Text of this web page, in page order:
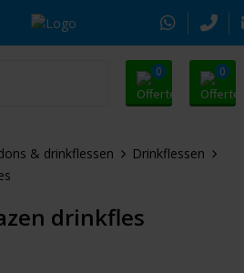
0 0
& drinkflessen
Drinkflessen
drinkfles